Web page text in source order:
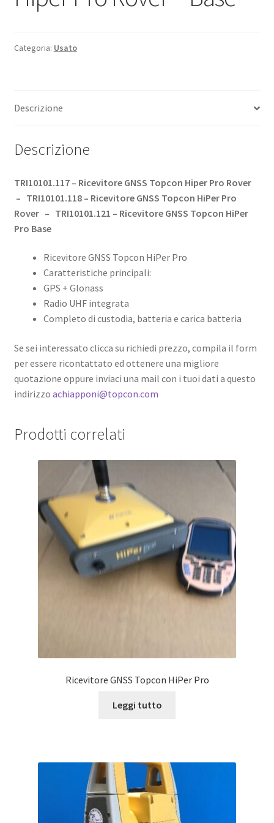
Categoria: Usato
Descrizione
Descrizione
TRI10101.117 – Ricevitore GNSS Topcon HiperPro Rover
– TRI10101.118 – Ricevitore GNSS Topcon HiPerPro
Rover – TRI10101.121 – Ricevitore GNSS Topcon HiPer
Pro Base
Ricevitore GNSS Topcon HiPer Pro
Caratteristiche principali:
GPS + Glonass
Radio UHF integrata
Completo di custodia, batteria e carica batteria
Se sei interessato clicca su richiedi prezzo, compila il form
per essere ricontattato ed ottenere una migliore
quotazione oppure inviaci una mail con i tuoi dati a questo
indirizzo achiapponi@topcon.com
Prodotti correlati
Ricevitore GNSS Topcon HiPer Pro
Leggi tutto